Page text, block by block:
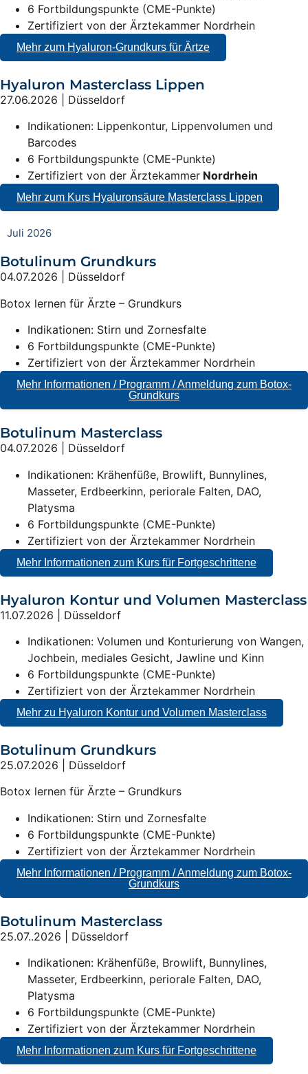
6 Fortbildungspunkte (CME-Punkte)
Zertifiziert von der Ärztekammer Nordrhein
Mehr zum Hyaluron-Grundkurs für Ärtze
Hyaluron Masterclass Lippen
27.06.2026 | Düsseldorf
Indikationen: Lippenkontur, Lippenvolumen und
Barcodes
6 Fortbildungspunkte (CME-Punkte)
Zertifiziert von der Ärztekammer Nordrhein
Mehr zum Kurs Hyaluronsäure Masterclass Lippen
Juli 2026
Botulinum Grundkurs
04.07.2026 | Düsseldorf
Botox lernen für Ärzte – Grundkurs
Indikationen: Stirn und Zornesfalte
6 Fortbildungspunkte (CME-Punkte)
Zertifiziert von der Ärztekammer Nordrhein
Mehr Informationen / Programm / Anmeldung zum Botox-
Grundkurs
Botulinum Masterclass
04.07.2026 | Düsseldorf
Indikationen: Krähenfüße, Browlift, Bunnylines,
Masseter, Erdbeerkinn, periorale Falten, DAO,
Platysma
6 Fortbildungspunkte (CME-Punkte)
Zertifiziert von der Ärztekammer Nordrhein
Mehr Informationen zum Kurs für Fortgeschrittene
Hyaluron Kontur und Volumen Masterclass
11.07.2026 | Düsseldorf
Indikationen: Volumen und Konturierung von Wangen,
Jochbein, mediales Gesicht, Jawline und Kinn
6 Fortbildungspunkte (CME-Punkte)
Zertifiziert von der Ärztekammer Nordrhein
Mehr zu Hyaluron Kontur und Volumen Masterclass
Botulinum Grundkurs
25.07.2026 | Düsseldorf
Botox lernen für Ärzte – Grundkurs
Indikationen: Stirn und Zornesfalte
6 Fortbildungspunkte (CME-Punkte)
Zertifiziert von der Ärztekammer Nordrhein
Mehr Informationen / Programm / Anmeldung zum Botox-
Grundkurs
Botulinum Masterclass
25.07..2026 | Düsseldorf
Indikationen: Krähenfüße, Browlift, Bunnylines,
Masseter, Erdbeerkinn, periorale Falten, DAO,
Platysma
6 Fortbildungspunkte (CME-Punkte)
Zertifiziert von der Ärztekammer Nordrhein
Mehr Informationen zum Kurs für Fortgeschrittene